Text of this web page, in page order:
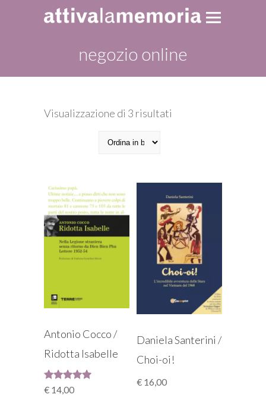
negozio online
Visualizzazione di 3 risultati
recente
Antonio Cocco /
Ridotta Isabelle
Valutato
€ 14,00
Daniela Santerini /
Choi-oi!
€ 16,00